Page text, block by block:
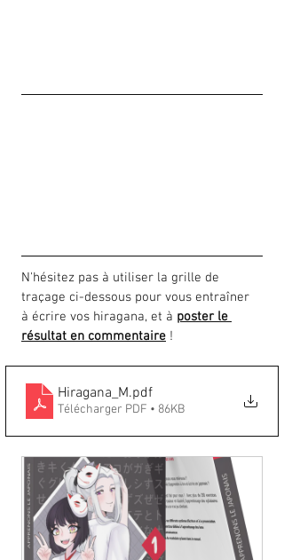
N'hésitez pas à utiliser la grille de
traçage ci-dessous pour vous entraîner
à écrire vos hiragana, et à poster le
résultat en commentaire !
Hiragana_M.pdf
Télécharger PDF • 86KB